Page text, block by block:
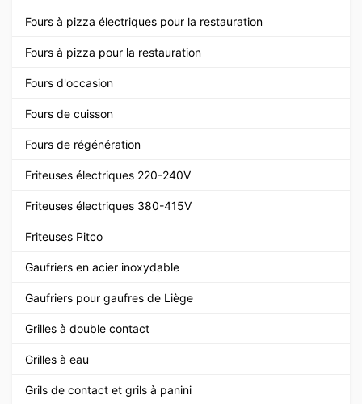
Fours à pizza électriques pour la restauration
Fours à pizza pour la restauration
Fours d'occasion
Fours de cuisson
Fours de régénération
Friteuses électriques 220-240V
Friteuses électriques 380-415V
Friteuses Pitco
Gaufriers en acier inoxydable
Gaufriers pour gaufres de Liège
Grilles à double contact
Grilles à eau
Grils de contact et grils à panini